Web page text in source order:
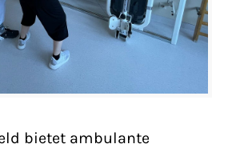
bietet ambulante